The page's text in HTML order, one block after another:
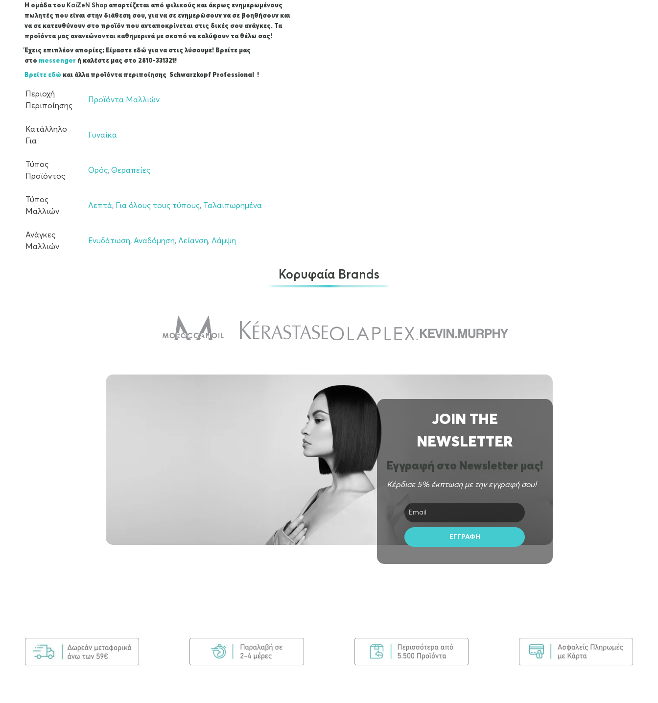
Η ομάδα του KaiZeΝ Shop απαρτίζεται από φιλικούς και άκρως ενημερωμένους
πωλητές που είναι στην διάθεση σου, για να σε ενημερώσουν να σε βοηθήσουν και
να σε κατευθύνουν στο προϊόν που ανταποκρίνεται στις δικές σου ανάγκες. Τα
προϊόντα μας ανανεώνονται καθημερινά με σκοπό να καλύψουν τα θέλω σας!
Έχεις επιπλέον απορίες; Είμαστε εδώ για να στις λύσουμε! Βρείτε μας
στο messenger ή καλέστε μας στο 2810-331321!
Βρείτε εδώ και άλλα προϊόντα περιποίησης Schwarzkopf Professional !
Περιοχή
Περιποίησης
Προϊόντα Μαλλιών
Κατάλληλο
Για
Γυναίκα
Τύπος
Προϊόντος
Ορός, Θεραπείες
Τύπος
Μαλλιών
Λεπτά, Για όλους τους τύπους, Ταλαιπωρημένα
Ανάγκες
Μαλλιών
Ενυδάτωση, Αναδόμηση, Λείανση, Λάμψη
Κορυφαία Brands
JOIN THE
NEWSLETTER
Εγγραφή στο Newsletter μας!
Κέρδισε 5% έκπτωση με την εγγραφή σου!